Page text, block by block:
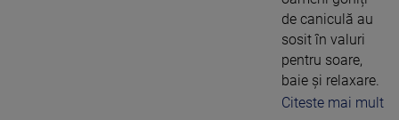
de caniculă au
sosit în valuri
pentru soare,
baie și relaxare.
Citeste mai mult